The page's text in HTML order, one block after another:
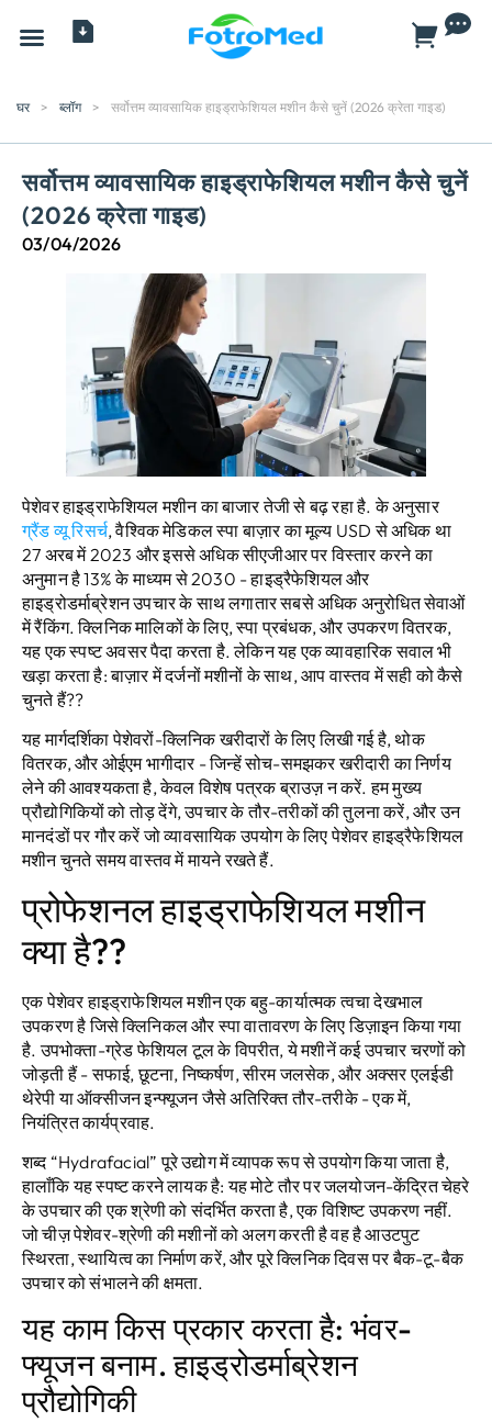
घर > ब्लॉग > सर्वोत्तम व्यावसायिक हाइड्राफेशियल मशीन कैसे चुनें (2026 क्रेता गाइड)
सर्वोत्तम व्यावसायिक हाइड्राफेशियल मशीन कैसे चुनें
(2026 क्रेता गाइड)
03/04/2026
पेशेवर हाइड्राफेशियल मशीन का बाजार तेजी से बढ़ रहा है. के अनुसार
ग्रैंड व्यू रिसर्च, वैश्विक मेडिकल स्पा बाज़ार का मूल्य USD से अधिक था
27 अरब में 2023 और इससे अधिक सीएजीआर पर विस्तार करने का
अनुमान है 13% के माध्यम से 2030 - हाइड्रैफेशियल और
हाइड्रोडर्माब्रेशन उपचार के साथ लगातार सबसे अधिक अनुरोधित सेवाओं
में रैंकिंग. क्लिनिक मालिकों के लिए, स्पा प्रबंधक, और उपकरण वितरक,
यह एक स्पष्ट अवसर पैदा करता है. लेकिन यह एक व्यावहारिक सवाल भी
खड़ा करता है: बाज़ार में दर्जनों मशीनों के साथ, आप वास्तव में सही को कैसे
चुनते हैं??
यह मार्गदर्शिका पेशेवरों-क्लिनिक खरीदारों के लिए लिखी गई है, थोक
वितरक, और ओईएम भागीदार - जिन्हें सोच-समझकर खरीदारी का निर्णय
लेने की आवश्यकता है, केवल विशेष पत्रक ब्राउज़ न करें. हम मुख्य
प्रौद्योगिकियों को तोड़ देंगे, उपचार के तौर-तरीकों की तुलना करें, और उन
मानदंडों पर गौर करें जो व्यावसायिक उपयोग के लिए पेशेवर हाइड्रैफेशियल
मशीन चुनते समय वास्तव में मायने रखते हैं.
प्रोफेशनल हाइड्राफेशियल मशीन
क्या है??
एक पेशेवर हाइड्राफेशियल मशीन एक बहु-कार्यात्मक त्वचा देखभाल
उपकरण है जिसे क्लिनिकल और स्पा वातावरण के लिए डिज़ाइन किया गया
है. उपभोक्ता-ग्रेड फेशियल टूल के विपरीत, ये मशीनें कई उपचार चरणों को
जोड़ती हैं - सफाई, छूटना, निष्कर्षण, सीरम जलसेक, और अक्सर एलईडी
थेरेपी या ऑक्सीजन इन्फ्यूजन जैसे अतिरिक्त तौर-तरीके - एक में,
नियंत्रित कार्यप्रवाह.
शब्द “Hydrafacial” पूरे उद्योग में व्यापक रूप से उपयोग किया जाता है,
हालाँकि यह स्पष्ट करने लायक है: यह मोटे तौर पर जलयोजन-केंद्रित चेहरे
के उपचार की एक श्रेणी को संदर्भित करता है, एक विशिष्ट उपकरण नहीं.
जो चीज़ पेशेवर-श्रेणी की मशीनों को अलग करती है वह है आउटपुट
स्थिरता, स्थायित्व का निर्माण करें, और पूरे क्लिनिक दिवस पर बैक-टू-बैक
उपचार को संभालने की क्षमता.
यह काम किस प्रकार करता है: भंवर-
फ्यूजन बनाम. हाइड्रोडर्माब्रेशन
प्रौद्योगिकी